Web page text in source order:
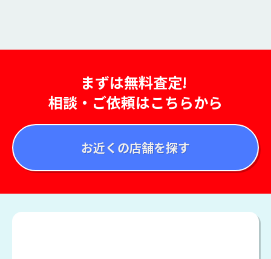
まずは無料査定!
相談・ご依頼はこちらから
お近くの店舗を探す